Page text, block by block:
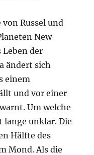
Russel und
New
Leben der
ändert sich
einem
und vor einer
Um welche
lange unklar. Die
Hälfte des
Mond. Als die